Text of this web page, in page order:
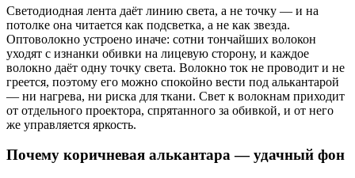
Светодиодная лента даёт линию света, а не точку — и на
потолке она читается как подсветка, а не как звезда.
Оптоволокно устроено иначе: сотни тончайших волокон
уходят с изнанки обивки на лицевую сторону, и каждое
волокно даёт одну точку света. Волокно ток не проводит и не
греется, поэтому его можно спокойно вести под алькантарой
— ни нагрева, ни риска для ткани. Свет к волокнам приходит
от отдельного проектора, спрятанного за обивкой, и от него
же управляется яркость.
Почему коричневая алькантара — удачный фон